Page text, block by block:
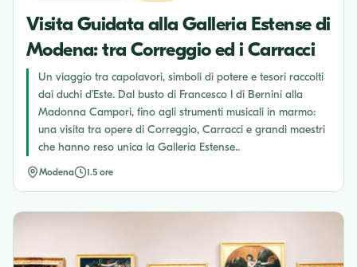
Visita Guidata alla Galleria Estense di
Modena: tra Correggio ed i Carracci
Un viaggio tra capolavori, simboli di potere e tesori raccolti
dai duchi d’Este. Dal busto di Francesco I di Bernini alla
Madonna Campori, fino agli strumenti musicali in marmo:
una visita tra opere di Correggio, Carracci e grandi maestri
che hanno reso unica la Galleria Estense..
Modena 1.5 ore